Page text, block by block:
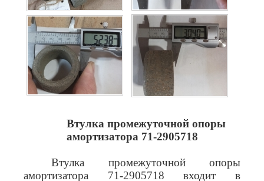
Втулка промежуточной опоры
амортизатора 71-2905718
Втулка промежуточной опоры
амортизатора 71-2905718 входит в